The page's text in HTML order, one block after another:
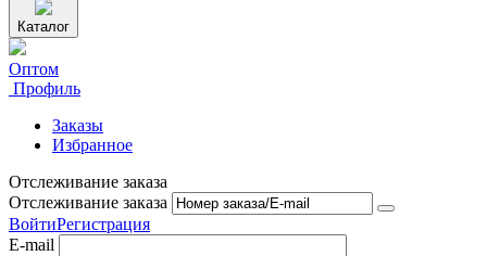
Каталог
Оптом
Профиль
Заказы
Избранное
Отслеживание заказа
Отслеживание заказа
ВойтиРегистрация
E-mail